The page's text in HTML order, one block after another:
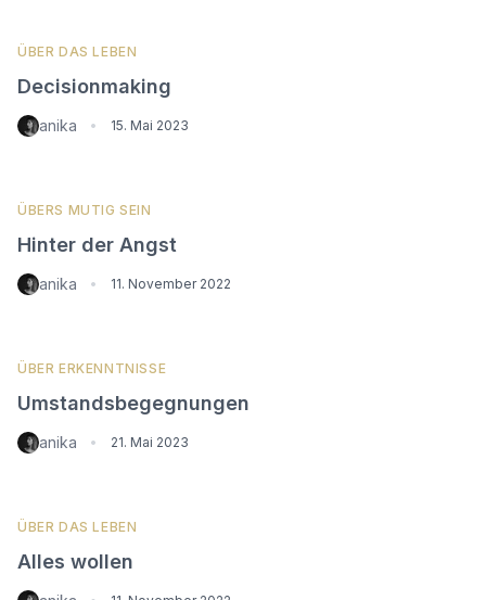
ÜBER DAS LEBEN
Decisionmaking
anika • 15. Mai 2023
ÜBERS MUTIG SEIN
Hinter der Angst
anika • 11. November 2022
ÜBER ERKENNTNISSE
Umstandsbegegnungen
anika • 21. Mai 2023
ÜBER DAS LEBEN
Alles wollen